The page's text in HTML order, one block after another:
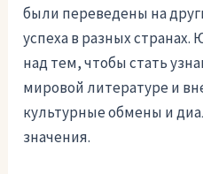
были переведены на
успеха в разных странах.
над тем, чтобы стать
мировой литературе и
культурные обмены и
значения.